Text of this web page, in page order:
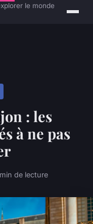
le monde
: les
à ne pas
de lecture